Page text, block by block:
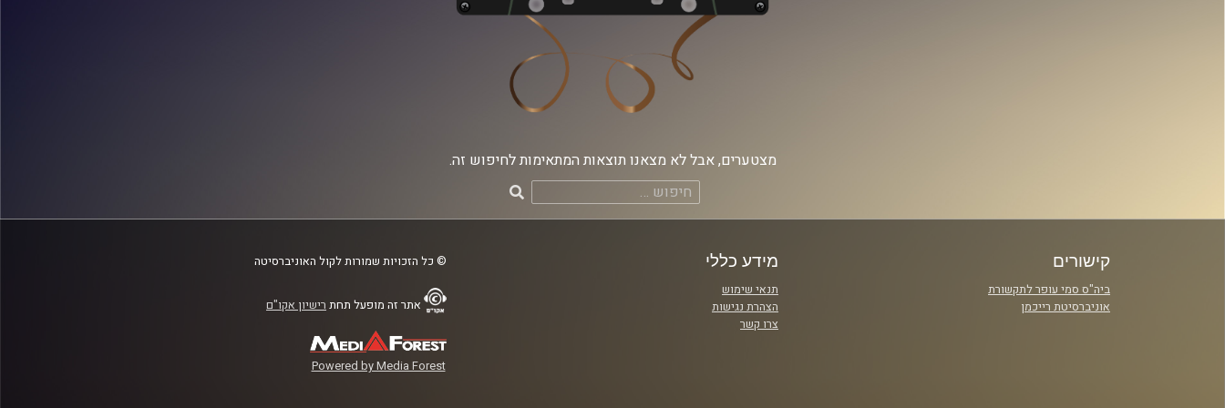
מצטערים, אבל לא מצאנו תוצאות המתאימות לחיפוש זה.
חיפוש:
קישורים
ביה"ס סמי עופר לתקשורת
אוניברסיטת רייכמן
מידע כללי
תנאי שימוש
הצהרת נגישות
צרו קשר
© כל הזכויות שמורות לקול האוניברסיטה
אתר זה מופעל תחת רישיון אקו"ם
Powered by Media Forest